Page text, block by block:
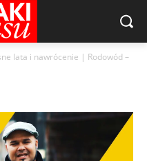
lata i nawrócenie | Rodowód –